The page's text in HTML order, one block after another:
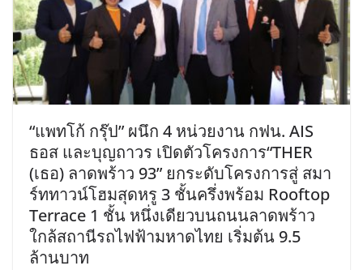
“แพทโก้ กรุ๊ป” ผนึก 4 หน่วยงาน กฟน. AIS
ธอส และบุญถาวร เปิดตัวโครงการ“THER
(เธอ) ลาดพร้าว 93” ยกระดับโครงการสู่ สมา
ร์ททาวน์โฮมสุดหรู 3 ชั้นครึ่งพร้อม Rooftop
Terrace 1 ชั้น หนึ่งเดียวบนถนนลาดพร้าว
ใกล้สถานีรถไฟฟ้ามหาดไทย เริ่มต้น 9.5
ล้านบาท